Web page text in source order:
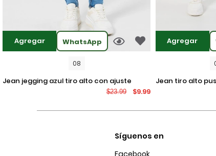
Agregar WhatsApp
08
jean jegging azul tiro alto con ajuste
$23.99 $9.99
Agregar
jean tiro alto push up azul claro con
Síguenos en